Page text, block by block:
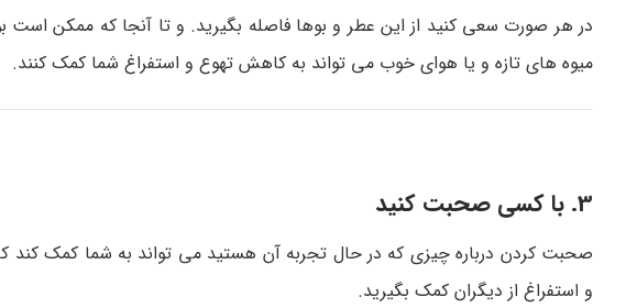
در هر صورت سعی کنید از این عطر و بوها فاصله بگیرید. و تا آنجا که ممکن است
میوه های تازه و یا هوای خوب می تواند به کاهش تهوع و استفراغ شما کمک کنند.
3. با کسی صحبت کنید
صحبت کردن درباره چیزی که در حال تجربه آن هستید می تواند به شما کمک کند
و استفراغ از دیگران کمک بگیرید.